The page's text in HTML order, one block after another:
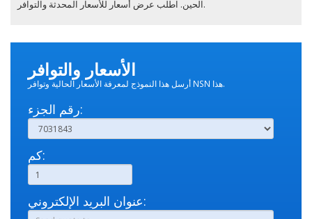
الحين. اطلب عرض أسعار للأسعار المحدثة والتوافر.
الأسعار والتوافر
أرسل هذا النموذج لمعرفة الأسعار الحالية وتوافر NSN هذا.
رقم الجزء:
كم:
عنوان البريد الإلكتروني: